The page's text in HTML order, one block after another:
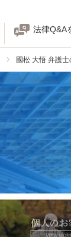
法律Q&A
國松 大悟 弁護